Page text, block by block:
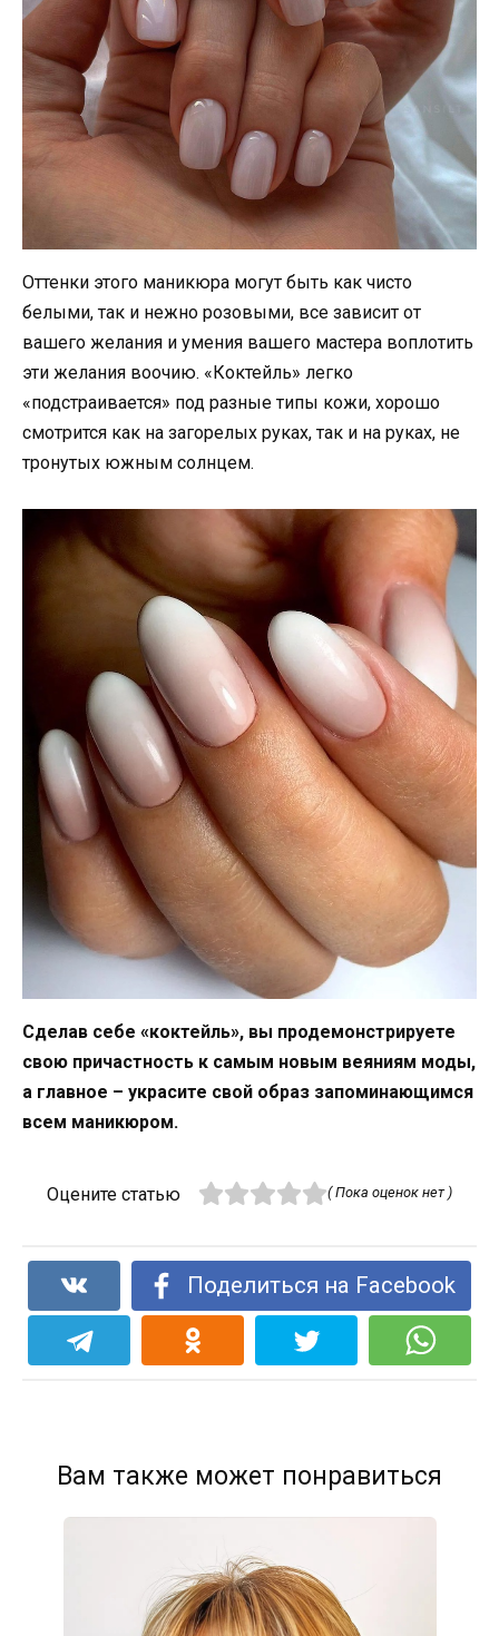
Оттенки этого маникюра могут быть как чисто
белыми, так и нежно розовыми, все зависит от
вашего желания и умения вашего мастера воплотить
эти желания воочию. «Коктейль» легко
«подстраивается» под разные типы кожи, хорошо
смотрится как на загорелых руках, так и на руках, не
тронутых южным солнцем.
Сделав себе «коктейль», вы продемонстрируете
свою причастность к самым новым веяниям моды,
а главное – украсите свой образ запоминающимся
всем маникюром.
Оцените статью ( Пока оценок нет )
Поделиться на Facebook
Вам также может понравиться